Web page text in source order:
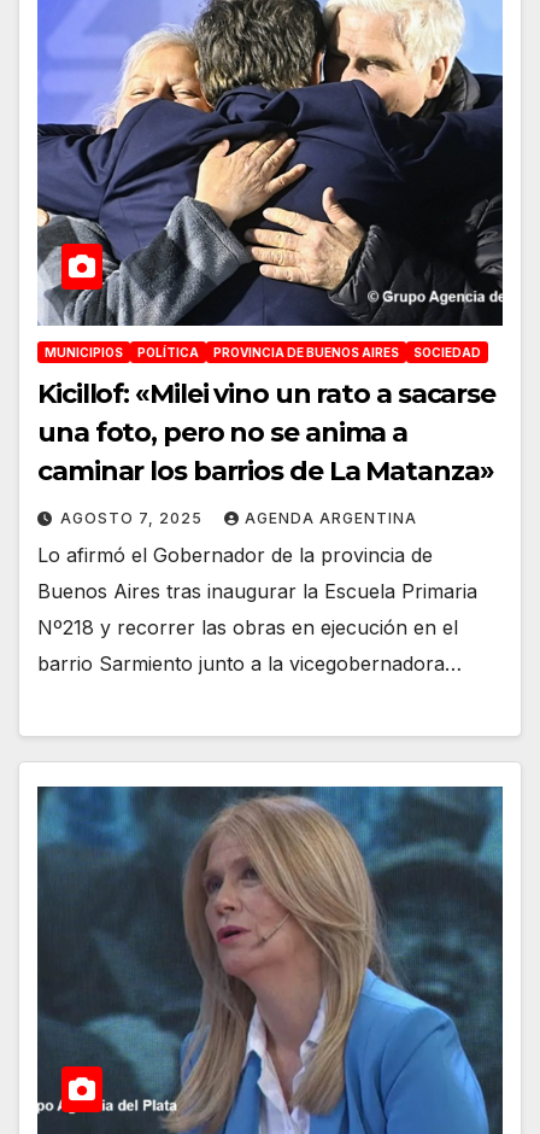
MUNICIPIOS POLÍTICA PROVINCIA DE BUENOS AIRES SOCIEDAD
Kicillof: «Milei vino un rato a sacarse
una foto, pero no se anima a
caminar los barrios de La Matanza»
AGOSTO 7, 2025 AGENDA ARGENTINA
Lo afirmó el Gobernador de la provincia de
Buenos Aires tras inaugurar la Escuela Primaria
Nº218 y recorrer las obras en ejecución en el
barrio Sarmiento junto a la vicegobernadora…